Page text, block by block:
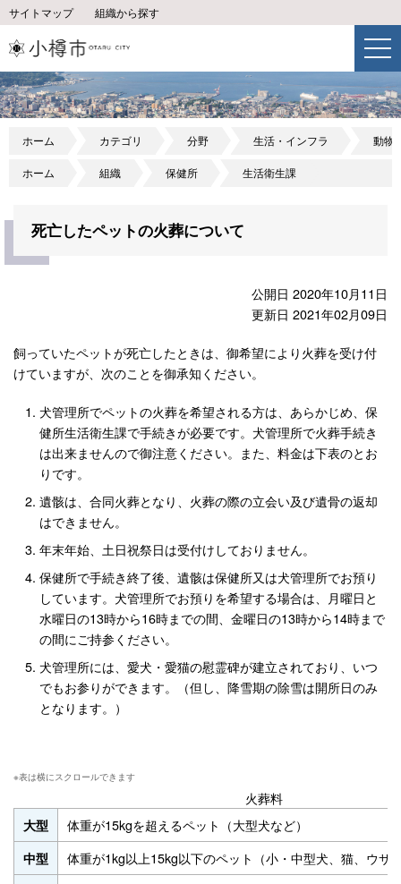
サイトマップ 組織から探す
ホーム カテゴリ 分野 生活・インフラ 動物
ホーム 組織 保健所 生活衛生課
死亡したペットの火葬について
公開日 2020年10月11日
更新日 2021年02月09日
飼っていたペットが死亡したときは、御希望により火葬を受け付
けていますが、次のことを御承知ください。
犬管理所でペットの火葬を希望される方は、あらかじめ、保
健所生活衛生課で手続きが必要です。犬管理所で火葬手続き
は出来ませんので御注意ください。また、料金は下表のとお
りです。
遺骸は、合同火葬となり、火葬の際の立会い及び遺骨の返却
はできません。
年末年始、土日祝祭日は受付けしておりません。
保健所で手続き終了後、遺骸は保健所又は犬管理所でお預り
しています。犬管理所でお預りを希望する場合は、月曜日と
水曜日の13時から16時までの間、金曜日の13時から14時まで
の間にご持参ください。
犬管理所には、愛犬・愛猫の慰霊碑が建立されており、いつ
でもお参りができます。（但し、降雪期の除雪は開所日のみ
となります。）
火葬料
大型 体重が15kgを超えるペット（大型犬など）
中型 体重が1kg以上15kg以下のペット（小・中型犬、猫、ウサ